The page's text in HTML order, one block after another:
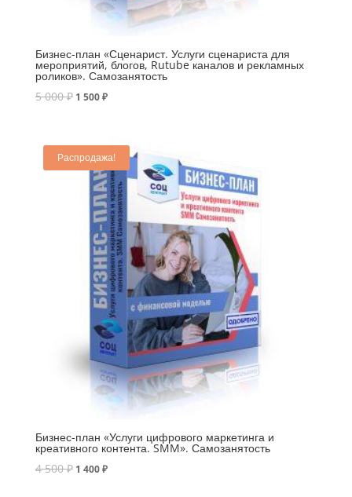
Бизнес-план «Сценарист. Услуги сценариста для
мероприятий, блогов, Rutube каналов и рекламных
роликов». Самозанятость
5 000₽ 1 500₽
Распродажа!
Бизнес-план «Услуги цифрового маркетинга и
креативного контента. SMM». Самозанятость
4 500₽ 1 400₽